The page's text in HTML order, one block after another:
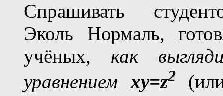
Спрашивать
Эколь Нормаль,
учёных, как
уравнениемxy=z2